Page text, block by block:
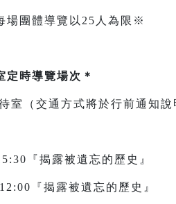
場團體導覽以25人為限※
定時導覽場次＊
室（交通方式將於行前通知說
『揭露被遺忘的歷史』
『揭露被遺忘的歷史』